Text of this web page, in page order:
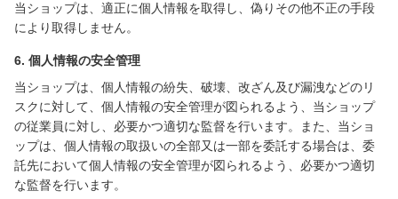
当ショップは、適正に個人情報を取得し、偽りその他不正の手段
により取得しません。
6. 個人情報の安全管理
当ショップは、個人情報の紛失、破壊、改ざん及び漏洩などのリ
スクに対して、個人情報の安全管理が図られるよう、当ショップ
の従業員に対し、必要かつ適切な監督を行います。また、当ショ
ップは、個人情報の取扱いの全部又は一部を委託する場合は、委
託先において個人情報の安全管理が図られるよう、必要かつ適切
な監督を行います。